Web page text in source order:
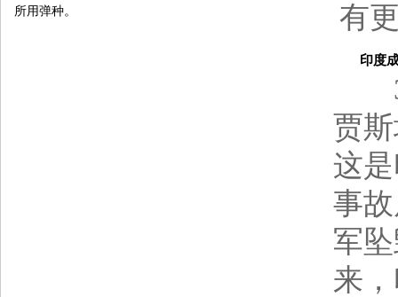
所用弹种。
有
印度成
3
贾
这
事
军
来